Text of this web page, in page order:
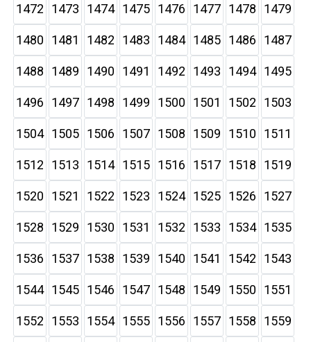
1472 1473 1474 1475 1476 1477 1478 1479
1480 1481 1482 1483 1484 1485 1486 1487
1488 1489 1490 1491 1492 1493 1494 1495
1496 1497 1498 1499 1500 1501 1502 1503
1504 1505 1506 1507 1508 1509 1510 1511
1512 1513 1514 1515 1516 1517 1518 1519
1520 1521 1522 1523 1524 1525 1526 1527
1528 1529 1530 1531 1532 1533 1534 1535
1536 1537 1538 1539 1540 1541 1542 1543
1544 1545 1546 1547 1548 1549 1550 1551
1552 1553 1554 1555 1556 1557 1558 1559